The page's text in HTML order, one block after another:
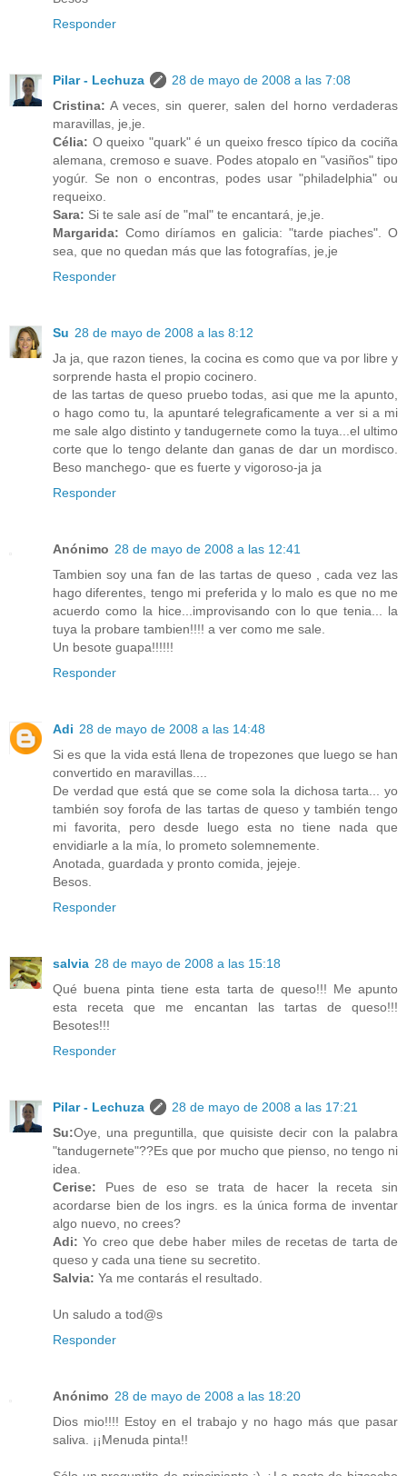
Responder
Pilar - Lechuza
28 de mayo de 2008 a las 7:08
Cristina: A veces, sin querer, salen del horno verdaderas
maravillas, je,je.
Célia: O queixo "quark" é un queixo fresco típico da cociña
alemana, cremoso e suave. Podes atopalo en "vasiños" tipo
yogúr. Se non o encontras, podes usar "philadelphia" ou
requeixo.
Sara: Si te sale así de "mal" te encantará, je,je.
Margarida: Como diríamos en galicia: "tarde piaches". O
sea, que no quedan más que las fotografías, je,je
Responder
Su 28 de mayo de 2008 a las 8:12
Ja ja, que razon tienes, la cocina es como que va por libre y
sorprende hasta el propio cocinero.
de las tartas de queso pruebo todas, asi que me la apunto,
o hago como tu, la apuntaré telegraficamente a ver si a mi
me sale algo distinto y tandugernete como la tuya...el ultimo
corte que lo tengo delante dan ganas de dar un mordisco.
Beso manchego- que es fuerte y vigoroso-ja ja
Responder
Anónimo 28 de mayo de 2008 a las 12:41
Tambien soy una fan de las tartas de queso , cada vez las
hago diferentes, tengo mi preferida y lo malo es que no me
acuerdo como la hice...improvisando con lo que tenia... la
tuya la probare tambien!!!! a ver como me sale.
Un besote guapa!!!!!!
Responder
Adi 28 de mayo de 2008 a las 14:48
Si es que la vida está llena de tropezones que luego se han
convertido en maravillas....
De verdad que está que se come sola la dichosa tarta... yo
también soy forofa de las tartas de queso y también tengo
mi favorita, pero desde luego esta no tiene nada que
envidiarle a la mía, lo prometo solemnemente.
Anotada, guardada y pronto comida, jejeje.
Besos.
Responder
salvia 28 de mayo de 2008 a las 15:18
Qué buena pinta tiene esta tarta de queso!!! Me apunto
esta receta que me encantan las tartas de queso!!!
Besotes!!!
Responder
Pilar - Lechuza
28 de mayo de 2008 a las 17:21
Su:Oye, una preguntilla, que quisiste decir con la palabra
"tandugernete"??Es que por mucho que pienso, no tengo ni
idea.
Cerise: Pues de eso se trata de hacer la receta sin
acordarse bien de los ingrs. es la única forma de inventar
algo nuevo, no crees?
Adi: Yo creo que debe haber miles de recetas de tarta de
queso y cada una tiene su secretito.
Salvia: Ya me contarás el resultado.
Un saludo a tod@s
Responder
Anónimo 28 de mayo de 2008 a las 18:20
Dios mio!!!! Estoy en el trabajo y no hago más que pasar
saliva. ¡¡Menuda pinta!!